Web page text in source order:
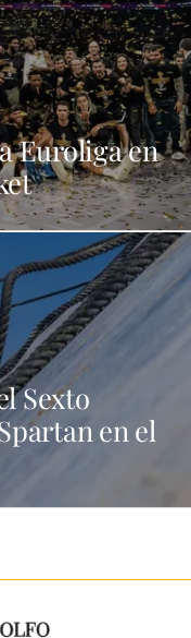
Euroliga en
Sexto
en el